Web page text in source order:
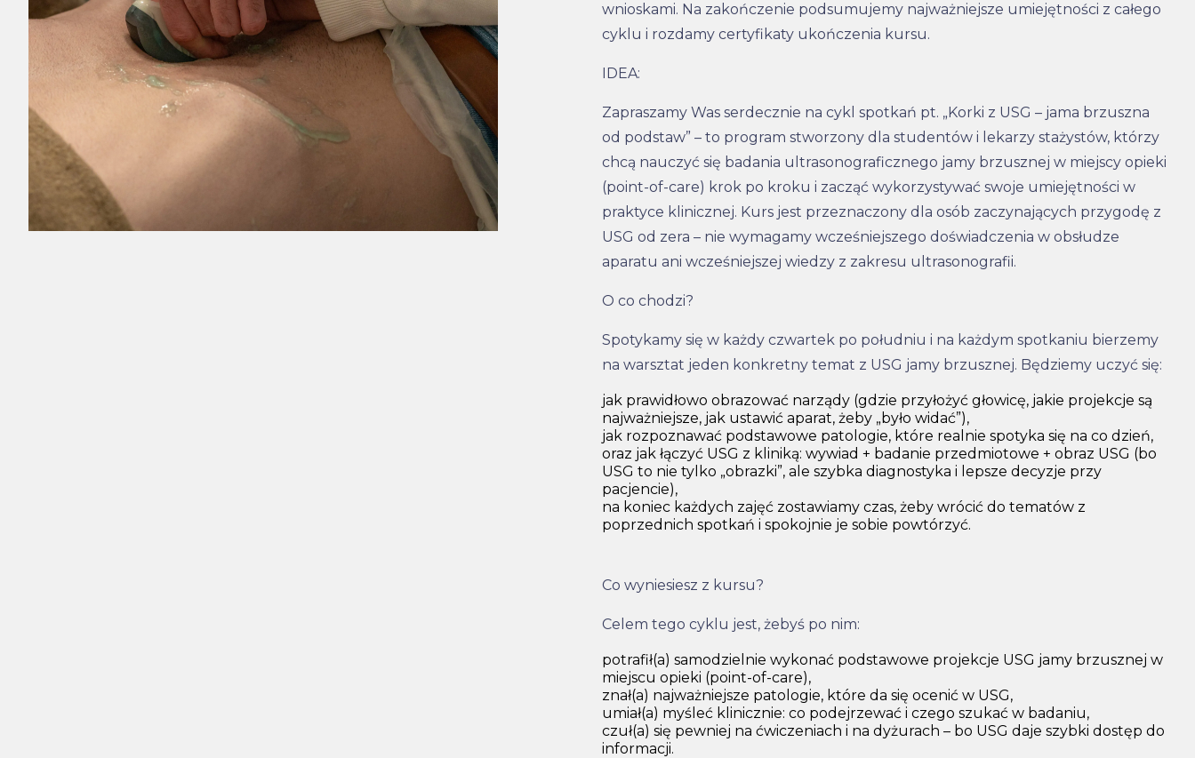
wnioskami. Na zakończenie podsumujemy najważniejsze umiejętności z całego
cyklu i rozdamy certyfikaty ukończenia kursu.
IDEA:
Zapraszamy Was serdecznie na cykl spotkań pt. „Korki z USG – jama brzuszna
od podstaw” – to program stworzony dla studentów i lekarzy stażystów, którzy
chcą nauczyć się badania ultrasonograficznego jamy brzusznej w miejscy opieki
(point-of-care) krok po kroku i zacząć wykorzystywać swoje umiejętności w
praktyce klinicznej. Kurs jest przeznaczony dla osób zaczynających przygodę z
USG od zera – nie wymagamy wcześniejszego doświadczenia w obsłudze
aparatu ani wcześniejszej wiedzy z zakresu ultrasonografii.
O co chodzi?
Spotykamy się w każdy czwartek po południu i na każdym spotkaniu bierzemy
na warsztat jeden konkretny temat z USG jamy brzusznej. Będziemy uczyć się:
jak prawidłowo obrazować narządy (gdzie przyłożyć głowicę, jakie projekcje są
najważniejsze, jak ustawić aparat, żeby „było widać”),
jak rozpoznawać podstawowe patologie, które realnie spotyka się na co dzień,
oraz jak łączyć USG z kliniką: wywiad + badanie przedmiotowe + obraz USG (bo
USG to nie tylko „obrazki”, ale szybka diagnostyka i lepsze decyzje przy
pacjencie),
na koniec każdych zajęć zostawiamy czas, żeby wrócić do tematów z
poprzednich spotkań i spokojnie je sobie powtórzyć.
Co wyniesiesz z kursu?
Celem tego cyklu jest, żebyś po nim:
potrafił(a) samodzielnie wykonać podstawowe projekcje USG jamy brzusznej w
miejscu opieki (point-of-care),
znał(a) najważniejsze patologie, które da się ocenić w USG,
umiał(a) myśleć klinicznie: co podejrzewać i czego szukać w badaniu,
czuł(a) się pewniej na ćwiczeniach i na dyżurach – bo USG daje szybki dostęp do
informacji.